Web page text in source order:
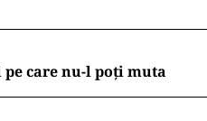
care nu-l poți muta